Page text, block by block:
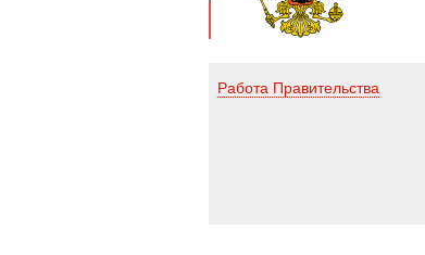
Работа Правительства